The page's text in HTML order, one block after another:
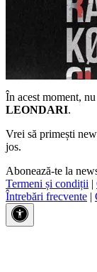
În acest moment,
LEONDARI.
Vrei să primești
jos.
Abonează-te la
Termeni și condiții |
Întrebări frecvente |